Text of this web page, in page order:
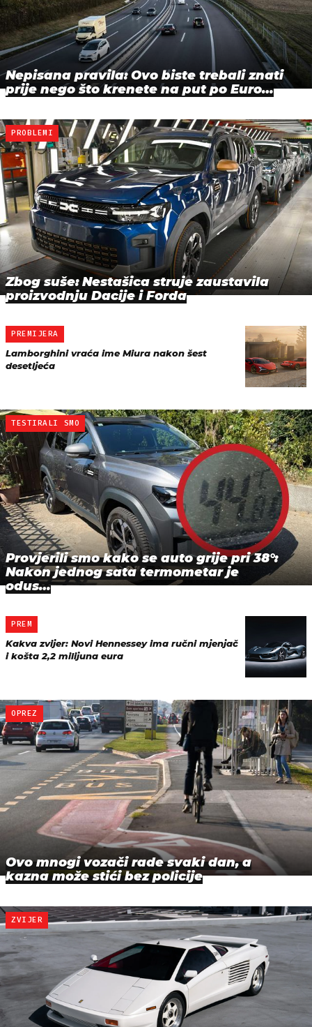
Nepisana pravila: Ovo biste trebali znati
prije nego što krenete na put po Euro…
PROBLEMI
Zbog suše: Nestašica struje zaustavila
proizvodnju Dacije i Forda
PREMIJERA
Lamborghini vraća ime Miura nakon šest
desetljeća
TESTIRALI SMO
Provjerili smo kako se auto grije pri 38°:
Nakon jednog sata termometar je
odus…
PREM
Kakva zvijer: Novi Hennessey ima ručni mjenjač
i košta 2,2 milijuna eura
OPREZ
Ovo mnogi vozači rade svaki dan, a
kazna može stići bez policije
ZVIJER